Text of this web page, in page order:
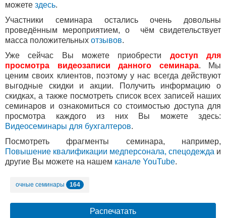
можете здесь.
Участники семинара остались очень довольны
проведённым мероприятием, о чём свидетельствует
масса положительных отзывов.
Уже сейчас Вы можете приобрести доступ для
просмотра видеозаписи данного семинара. Мы
ценим своих клиентов, поэтому у нас всегда действуют
выгодные скидки и акции. Получить информацию о
скидках, а также посмотреть список всех записей наших
семинаров и ознакомиться со стоимостью доступа для
просмотра каждого из них Вы можете здесь:
Видеосеминары для бухгалтеров.
Посмотреть фрагменты семинара, например,
Повышение квалификации медперсонала, спецодежда и
другие Вы можете на нашем канале YouTube.
очные семинары 164
Распечатать